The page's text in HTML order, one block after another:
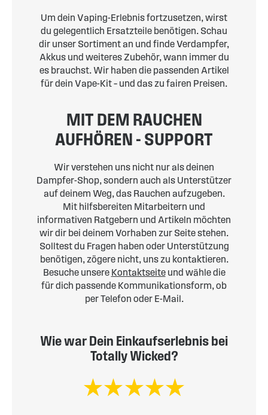
Um dein Vaping-Erlebnis fortzusetzen, wirst
du gelegentlich Ersatzteile benötigen. Schau
dir unser Sortiment an und finde Verdampfer,
Akkus und weiteres Zubehör, wann immer du
es brauchst. Wir haben die passenden Artikel
für dein Vape-Kit – und das zu fairen Preisen.
MIT DEM RAUCHEN
AUFHÖREN - SUPPORT
Wir verstehen uns nicht nur als deinen
Dampfer-Shop, sondern auch als Unterstützer
auf deinem Weg, das Rauchen aufzugeben.
Mit hilfsbereiten Mitarbeitern und
informativen Ratgebern und Artikeln möchten
wir dir bei deinem Vorhaben zur Seite stehen.
Solltest du Fragen haben oder Unterstützung
benötigen, zögere nicht, uns zu kontaktieren.
Besuche unsere Kontaktseiteund wähle die
für dich passende Kommunikationsform, ob
per Telefon oder E-Mail.
Wie war Dein Einkaufserlebnis bei
Totally Wicked?